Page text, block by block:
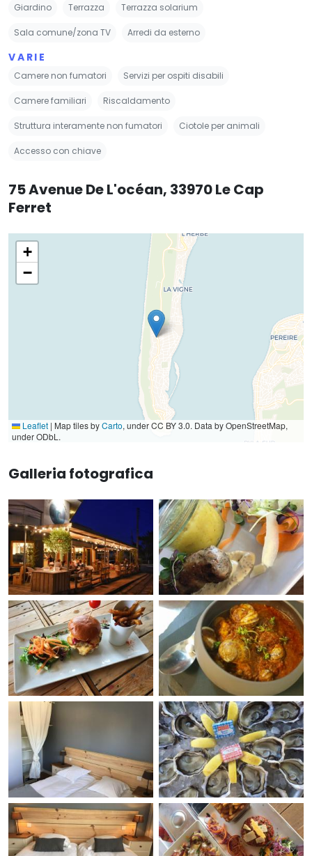
Giardino Terrazza Terrazza solarium
Sala comune/zona TV Arredi da esterno
VARIE
Camere non fumatori Servizi per ospiti disabili
Camere familiari Riscaldamento
Struttura interamente non fumatori Ciotole per animali
Accesso con chiave
75 Avenue De L'océan, 33970 Le Cap
Ferret
+
−
Leaflet | Map tiles byCarto, under CC BY 3.0. Data by OpenStreetMap,
under ODbL.
Galleria fotografica